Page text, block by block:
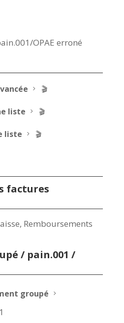
OPAE erroné
5 🎬
liste 5 🎬
liste 5 🎬
factures
Remboursements
/ pain.001 /
groupé 5